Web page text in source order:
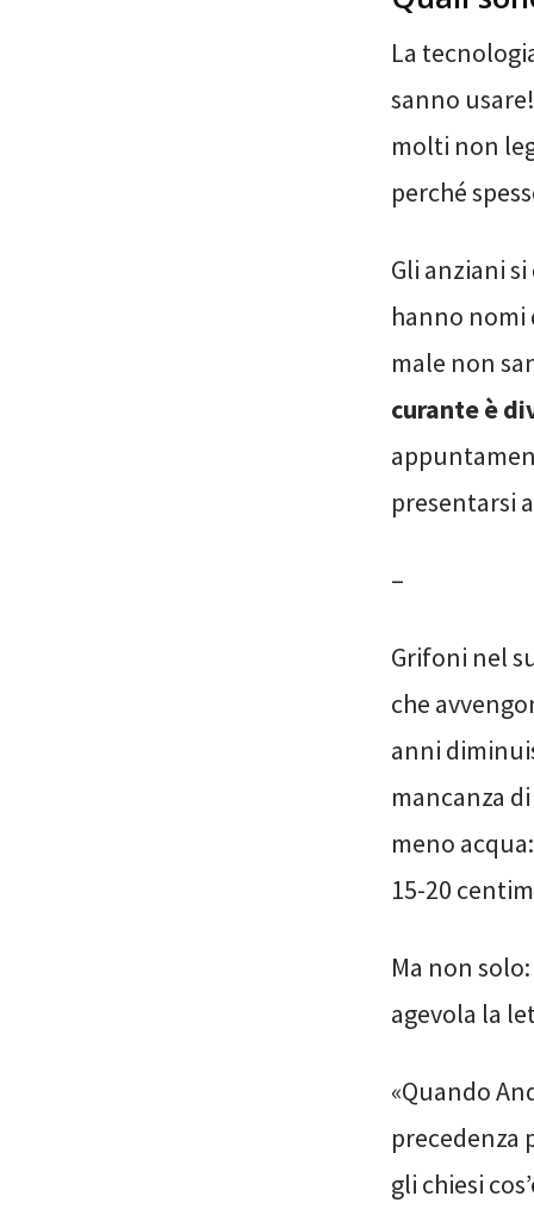
La
sanno
molti non
perché
Gli anziani
hanno nomi
male non
curante è
presentarsi
–
Grifoni nel
che
anni
mancanza
meno
15-20
Ma non
agevola la
«Quando
precedenza
gli chiesi